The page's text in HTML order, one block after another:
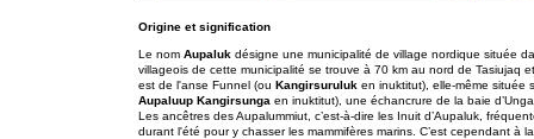
Origine et signification
Le nom Aupaluk désigne une municipalité de village nordique située
villageois de cette municipalité se trouve à 70 km au nord de Tasiujaq
est de l'anse Funnel (ou Kangirsuruluk en inuktitut), elle-même située
Aupaluup Kangirsunga en inuktitut), une échancrure de la baie
Les ancêtres des Aupalummiut, c’est-à-dire les Inuit d’Aupaluk,
durant l'été pour y chasser les mammifères marins. C’est cependant à